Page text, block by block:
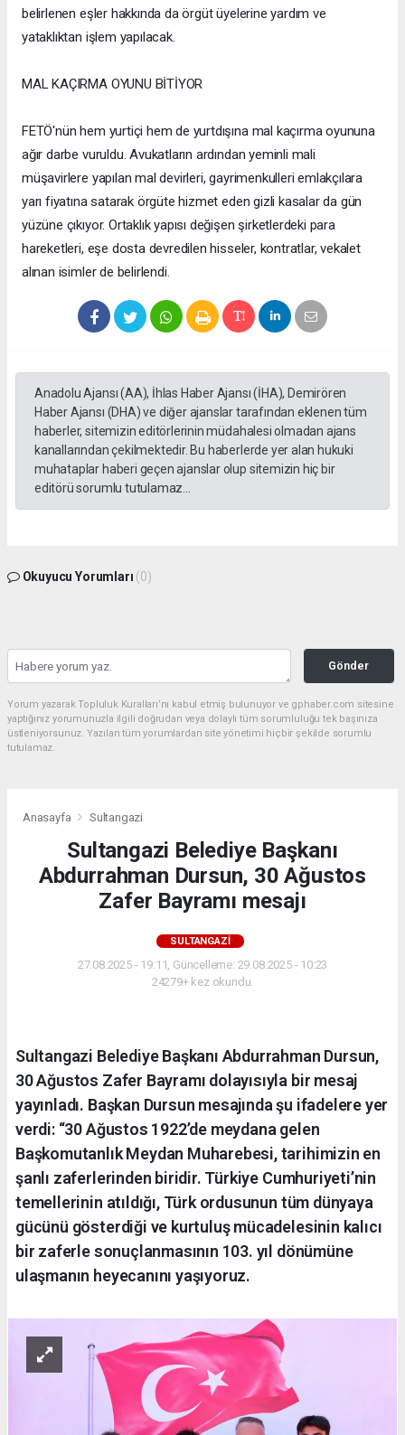
belirlenen eşler hakkında da örgüt üyelerine yardım ve
yataklıktan işlem yapılacak.
MAL KAÇIRMA OYUNU BİTİYOR
FETÖ'nün hem yurtiçi hem de yurtdışına mal kaçırma oyununa
ağır darbe vuruldu. Avukatların ardından yeminli mali
müşavirlere yapılan mal devirleri, gayrimenkulleri emlakçılara
yarı fiyatına satarak örgüte hizmet eden gizli kasalar da gün
yüzüne çıkıyor. Ortaklık yapısı değişen şirketlerdeki para
hareketleri, eşe dosta devredilen hisseler, kontratlar, vekalet
alınan isimler de belirlendi.
Anadolu Ajansı (AA), İhlas Haber Ajansı (İHA), Demirören
Haber Ajansı (DHA) ve diğer ajanslar tarafından eklenen tüm
haberler, sitemizin editörlerinin müdahalesi olmadan ajans
kanallarından çekilmektedir. Bu haberlerde yer alan hukuki
muhataplar haberi geçen ajanslar olup sitemizin hiç bir
editörü sorumlu tutulamaz...
Okuyucu Yorumları (0)
Gönder
Yorum yazarak Topluluk Kuralları’nı kabul etmiş bulunuyor ve gphaber.com sitesine
yaptığınız yorumunuzla ilgili doğrudan veya dolaylı tüm sorumluluğu tek başınıza
üstleniyorsunuz. Yazılan tüm yorumlardan site yönetimi hiçbir şekilde sorumlu
tutulamaz.
Anasayfa Sultangazi
Sultangazi Belediye Başkanı
Abdurrahman Dursun, 30 Ağustos
Zafer Bayramı mesajı
SULTANGAZI
27.08.2025 - 19:11, Güncelleme: 29.08.2025 - 10:23
24279+ kez okundu.
Sultangazi Belediye Başkanı Abdurrahman Dursun,
30 Ağustos Zafer Bayramı dolayısıyla bir mesaj
yayınladı. Başkan Dursun mesajında şu ifadelere yer
verdi: “30 Ağustos 1922’de meydana gelen
Başkomutanlık Meydan Muharebesi, tarihimizin en
şanlı zaferlerinden biridir. Türkiye Cumhuriyeti’nin
temellerinin atıldığı, Türk ordusunun tüm dünyaya
gücünü gösterdiği ve kurtuluş mücadelesinin kalıcı
bir zaferle sonuçlanmasının 103. yıl dönümüne
ulaşmanın heyecanını yaşıyoruz.